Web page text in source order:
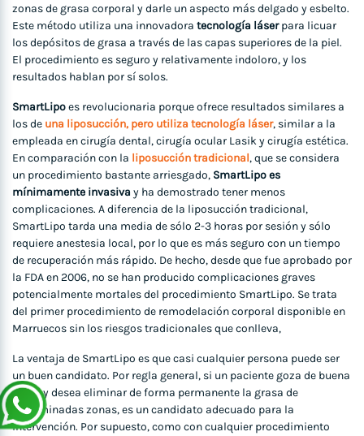
zonas de grasa corporal y darle un aspecto más delgado y esbelto.
Este método utiliza una innovadora tecnología láserpara licuar
los depósitos de grasa a través de las capas superiores de la piel.
El procedimiento es seguro y relativamente indoloro, y los
resultados hablan por sí solos.
SmartLipoes revolucionaria porque ofrece resultados similares a
los de una liposucción, pero utiliza tecnología láser, similar a la
empleada en cirugía dental, cirugía ocular Lasik y cirugía estética.
En comparación con la liposucción tradicional, que se considera
un procedimiento bastante arriesgado, SmartLipo es
mínimamente invasiva y ha demostrado tener menos
complicaciones. A diferencia de la liposucción tradicional,
SmartLipo tarda una media de sólo 2-3 horas por sesión y sólo
requiere anestesia local, por lo que es más seguro con un tiempo
de recuperación más rápido. De hecho, desde que fue aprobado por
la FDA en 2006, no se han producido complicaciones graves
potencialmente mortales del procedimiento SmartLipo. Se trata
del primer procedimiento de remodelación corporal disponible en
Marruecos sin los riesgos tradicionales que conlleva,
La ventaja de SmartLipo es que casi cualquier persona puede ser
un buen candidato. Por regla general, si un paciente goza de buena
salud y desea eliminar de forma permanente la grasa de
determinadas zonas, es un candidato adecuado para la
intervención. Por supuesto, como con cualquier procedimiento